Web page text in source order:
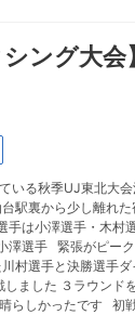
ング大会
いる秋季UJ東北大
駅裏から少し離れ
は小澤選手・木村
澤選手 緊張がピー
村選手と決勝選手
ました ３ラウンド
らしかったです 初